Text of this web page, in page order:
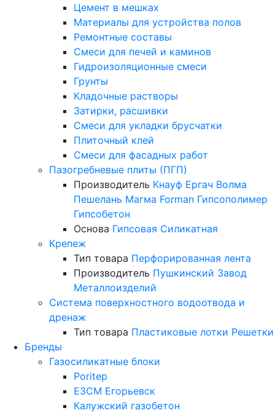
Цемент в мешках
Материалы для устройства полов
Ремонтные составы
Смеси для печей и каминов
Гидроизоляционные смеси
Грунты
Кладочные растворы
Затирки, расшивки
Смеси для укладки брусчатки
Плиточный клей
Смеси для фасадных работ
Пазогребневые плиты (ПГП)
Производитель Кнауф Ергач Волма
Пешелань Магма Forman Гипсополимер
Гипсобетон
Основа Гипсовая Силикатная
Крепеж
Тип товара Перфорированная лента
Производитель Пушкинский Завод
Металлоизделий
Система поверхностного водоотвода и
дренаж
Тип товара Пластиковые лотки Решетки
Бренды
Газосиликатные блоки
Poritep
ЕЗСМ Егорьевск
Калужский газобетон